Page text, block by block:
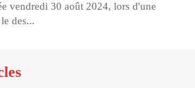
vendredi 30 août 2024, lors d'une
des...